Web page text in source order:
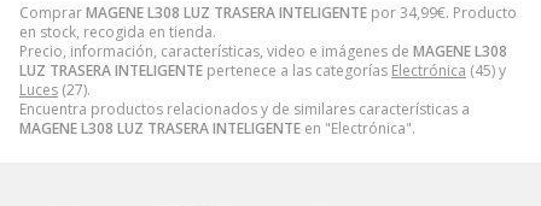
ComprarMAGENE L308 LUZ TRASERA INTELIGENTE por34,99€. Producto
en stock, recogida en tienda.
Precio, información, características, video e imágenes de MAGENE L308
LUZ TRASERA INTELIGENTE pertenece a las categorías Electrónica (45) y
Luces (27).
Encuentra productos relacionados y de similares características a
MAGENE L308 LUZ TRASERA INTELIGENTE en "Electrónica".